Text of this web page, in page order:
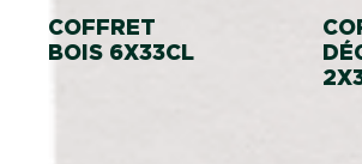
COFFRET
BOIS 6X33CL